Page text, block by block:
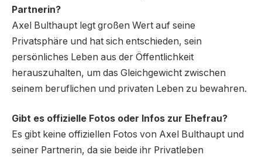
Partnerin?
Axel Bulthaupt legt großen Wert auf seine
Privatsphäre und hat sich entschieden, sein
persönliches Leben aus der Öffentlichkeit
herauszuhalten, um das Gleichgewicht zwischen
seinem beruflichen und privaten Leben zu bewahren.
Gibt es offizielle Fotos oder Infos zur Ehefrau?
Es gibt keine offiziellen Fotos von Axel Bulthaupt und
seiner Partnerin, da sie beide ihr Privatleben